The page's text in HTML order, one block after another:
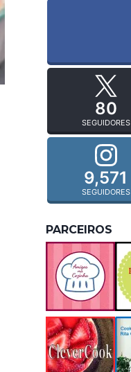
80
SEGUIDORES
9,571
SEGUIDORES
PARCEIROS